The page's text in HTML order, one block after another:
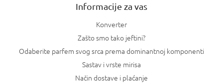
Informacije za vas
Konverter
Zašto smo tako jeftini?
Odaberite parfem svog srca prema dominantnoj komponenti
Sastav i vrste mirisa
Način dostave i plaćanje